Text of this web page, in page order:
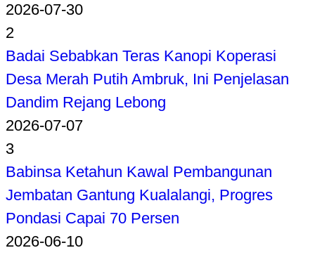
2026-07-30
2
Badai Sebabkan Teras Kanopi Koperasi
Desa Merah Putih Ambruk, Ini Penjelasan
Dandim Rejang Lebong
2026-07-07
3
Babinsa Ketahun Kawal Pembangunan
Jembatan Gantung Kualalangi, Progres
Pondasi Capai 70 Persen
2026-06-10